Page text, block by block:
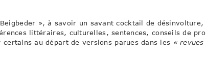
», à savoir un savant cocktail de désinvolture,
littéraires, culturelles, sentences, conseils de pro
au départ de versions parues dans les « revues